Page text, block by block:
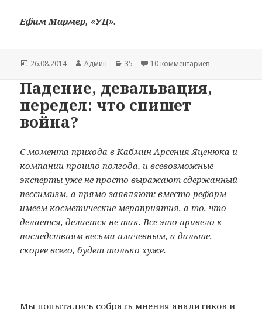
Ефим Мармер, «УЦ».
Опубликовано
26.08.2014 Автор
Админ Рубрики
35 10 комментариев
Падение, девальвация,
передел: что спишет
война?
С момента прихода в Кабмин Арсения Яценюка и
компании прошло полгода, и всевозможные
эксперты уже не просто выражают сдержанный
пессимизм, а прямо заявляют: вместо реформ
имеем косметические мероприятия, а то, что
делается, делается не так. Все это привело к
последствиям весьма плачевным, а дальше,
скорее всего, будет только хуже.
Мы попытались собрать мнения аналитиков и